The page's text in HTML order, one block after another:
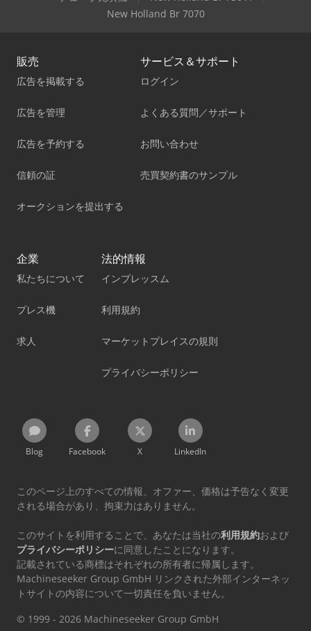
New Holland Br 7070
販売
広告を掲載する
広告を管理
広告を予約する
信頼の証
オークションを提出する
サービス＆サポート
ログイン
よくある質問／サポート
お問い合わせ
売買契約書のサンプル
企業
私たちについて
プレス機
求人
法的情報
インプレッスム
利用規約
マーケットプレイスの規則
プライバシーポリシー
Blog Facebook X LinkedIn
このページ上のすべての情報、オファー、価格は予告なく変更
される場合があり、拘束力はありません。
このサイトを利用することで、あなたは当社の利用規約および
プライバシーポリシーに同意したことになります。
記載されている商標はそれぞれの所有者に帰属します。
Machineseeker Group GmbH リンクされた外部インターネッ
トサイトの内容について一切責任を負いません。
© 1999 - 2026 Machineseeker Group GmbH